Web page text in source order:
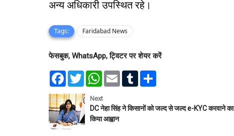
अन्य अधिकारी उपस्थित रहे।
Tags: Faridabad News
फेसबुक, WhatsApp, ट्विटर पर शेयर करें
F
e
b
o
o
k
T
w
t
t
e
r
W
t
s
A
p
E
l
T
l
e
Next
DC नेहा सिंह ने किसानों को जल्द से जल्द e-KYC करवाने का
किया आह्वान